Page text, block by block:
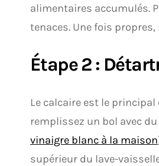
alimentaires accumulés.
tenaces. Une fois
Étape 2 :
Le calcaire est le
remplissez un bol avec
vinaigre blanc à la maison
supérieur du lave-